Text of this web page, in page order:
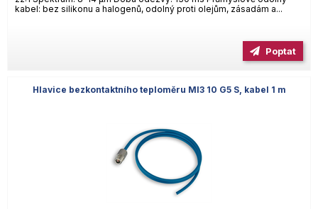
kabel: bez silikonu a halogenů, odolný proti olejům, zásadám a...
Poptat
Hlavice bezkontaktního teploměru MI3 10 G5 S, kabel 1 m